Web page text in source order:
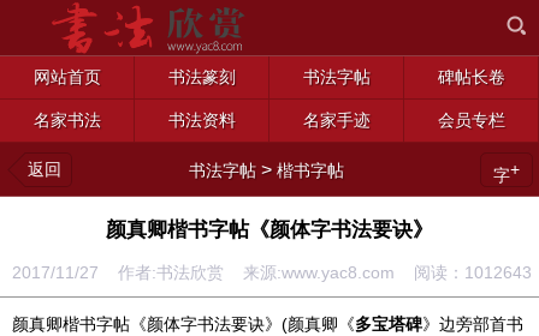
网站首页 书法篆刻 书法字帖 碑帖长卷
名家书法 书法资料 名家手迹 会员专栏
返回 书法字帖 >楷书字帖 字+
颜真卿楷书字帖《颜体字书法要诀》
2017/11/27 作者:书法欣赏 来源:www.yac8.com 阅读： 1012643
颜真卿楷书字帖《颜体字书法要诀》(颜真卿《多宝塔碑》边旁部首书